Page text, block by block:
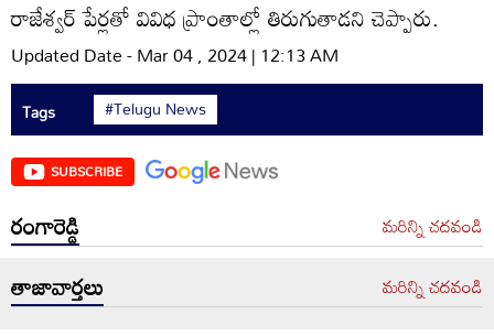
రాజేశ్వర్‌ పేర్లతో వివిధ ప్రాంతాల్లో తిరుగుతాడని చెప్పారు.
Updated Date - Mar 04 , 2024 | 12:13 AM
Tags #Telugu News
SUBSCRIBE
రంగారెడ్డి మరిన్ని చదవండి
తాజావార్తలు మరిన్ని చదవండి